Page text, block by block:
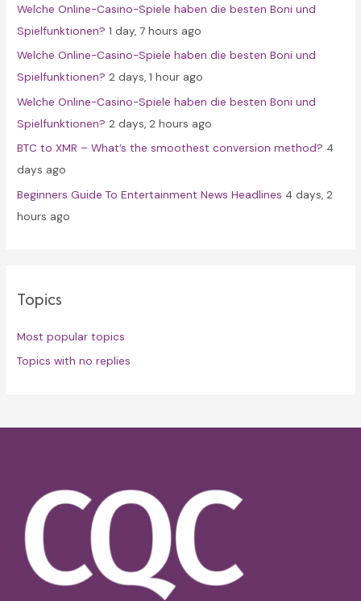
o
r
:
Welche Online-Casino-Spiele haben die besten Boni und
Spielfunktionen? 1 day, 7 hours ago
Welche Online-Casino-Spiele haben die besten Boni und
Spielfunktionen? 2 days, 1 hour ago
Welche Online-Casino-Spiele haben die besten Boni und
Spielfunktionen? 2 days, 2 hours ago
BTC to XMR – What’s the smoothest conversion method? 4
days ago
Beginners Guide To Entertainment News Headlines 4 days, 2
hours ago
Topics
Most popular topics
Topics with no replies